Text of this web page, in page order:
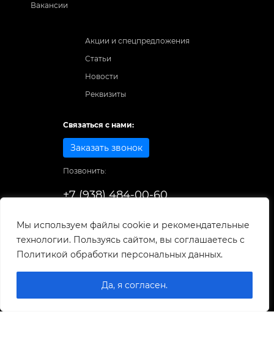
Мы используем файлы cookie и рекомендательные
технологии. Пользуясь сайтом, вы соглашаетесь с
Политикой обработки персональных данных.
Да, я согласен.
Вакансии
Акции и спецпредложения
Статьи
Новости
Реквизиты
Связаться с нами:
Заказать звонок
Позвонить:
+7 (938) 484-00-60
© 1998-2026
0